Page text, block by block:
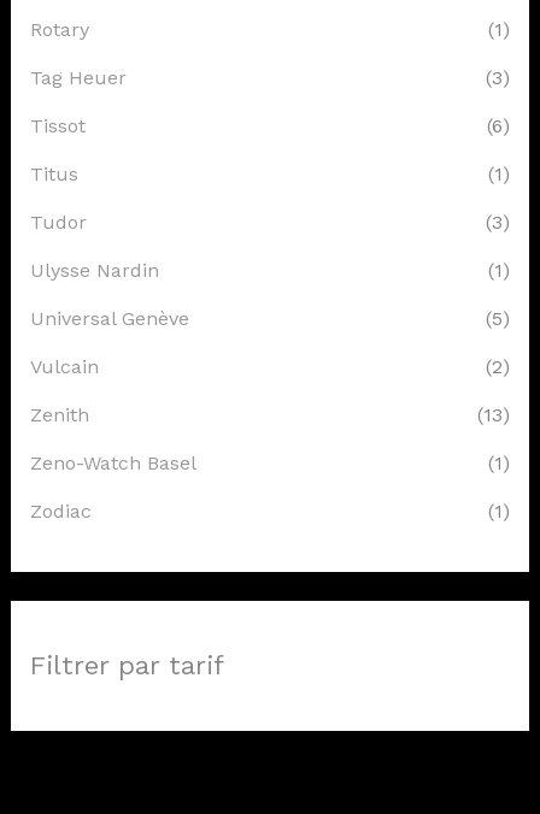
Rotary (1)
Tag Heuer (3)
Tissot (6)
Titus (1)
Tudor (3)
Ulysse Nardin (1)
Universal Genève (5)
Vulcain (2)
Zenith (13)
Zeno-Watch Basel (1)
Zodiac (1)
Filtrer par tarif